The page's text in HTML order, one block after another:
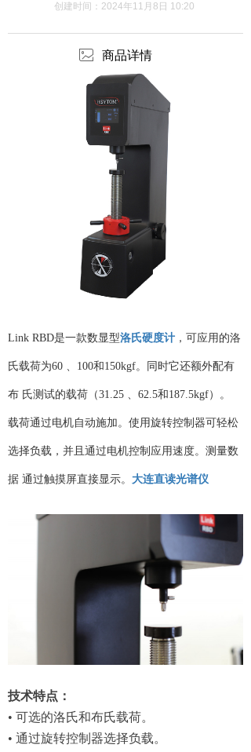
创建时间： 2024年11月8日 10:20
商品详情
Link RBD是一款数显型洛氏硬度计 ，可应用的洛
氏载荷为60 、100和150kgf。同时它还额外配有
布 氏测试的载荷（31.25 、62.5和187.5kgf）。
载荷通过电机自动施加。使用旋转控制器可轻松
选择负载，并且通过电机控制应用速度。测量数
据 通过触摸屏直接显示。 大连直读光谱仪
技术特点：
• 可选的洛氏和布氏载荷。
• 通过旋转控制器选择负载。
ꂈ